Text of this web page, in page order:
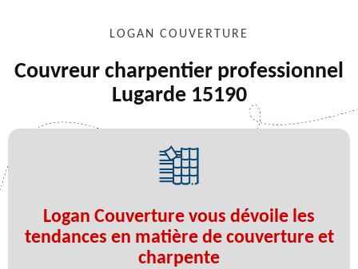
LOGAN COUVERTURE
Couvreur charpentier professionnel
Lugarde 15190
Logan Couverture vous dévoile les
tendances en matière de couverture et
charpente